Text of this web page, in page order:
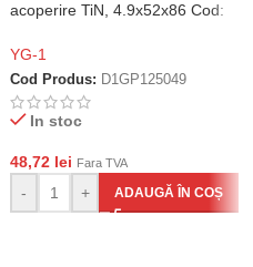
acoperire TiN, 4.9x52x86 Cod:
YG-1
Cod Produs: D1GP125049
In stoc
48,72 lei Fara TVA
- + ADAUGĂ ÎN COȘ